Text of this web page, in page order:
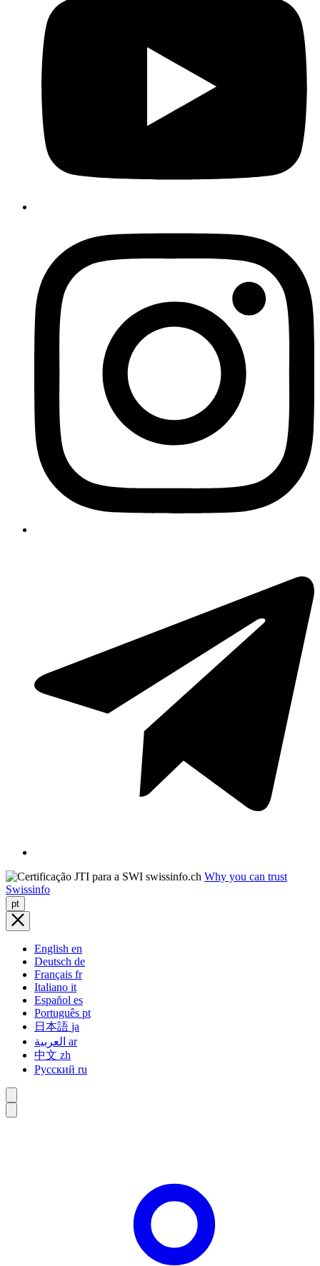
Why you can trust
Swissinfo
pt
English en
Deutsch de
Français fr
Italiano it
Español es
Português pt
日本語 ja
ar
中文 zh
Русский ru